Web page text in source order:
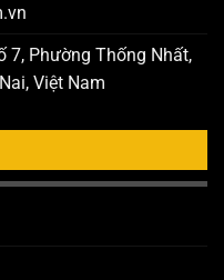
7, Phường Thống Nhất,
Việt Nam